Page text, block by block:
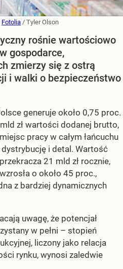
Fotolia / Tyler Olson
rośnie wartościowo
gospodarce,
zmierzy się z ostrą
i walki o bezpieczeństwo
generuje około 0,75 proc.
zł wartości dodanej brutto,
pracy w całym łańcuchu
i detal. Wartość
21 mld zł rocznie,
o około 45 proc.,
z bardziej dynamicznych
uwagę, że potencjał
w pełni – stopień
liczony jako relacja
rynku, wynosi zaledwie